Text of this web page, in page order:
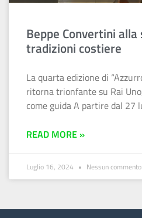
Beppe Convertini
tradizioni costiere
La quarta edizione di
ritorna trionfante su Rai
come guida A partire dal 27
READ MORE »
Luglio 16, 2024 Nessun commento